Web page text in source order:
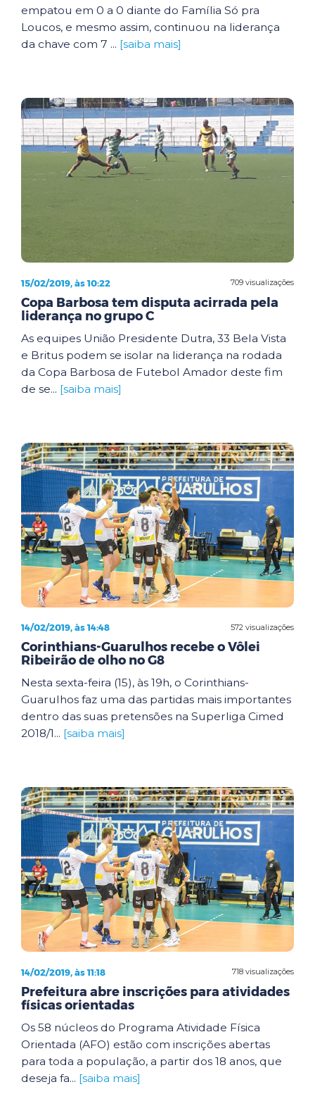
empatou em 0 a 0 diante do Família Só pra
Loucos, e mesmo assim, continuou na liderança
da chave com 7 ... [saiba mais]
709 visualizações
15/02/2019, às 10:22
Copa Barbosa tem disputa acirrada pela
liderança no grupo C
As equipes União Presidente Dutra, 33 Bela Vista
e Britus podem se isolar na liderança na rodada
da Copa Barbosa de Futebol Amador deste fim
de se... [saiba mais]
572 visualizações
14/02/2019, às 14:48
Corinthians-Guarulhos recebe o Vôlei
Ribeirão de olho no G8
Nesta sexta-feira (15), às 19h, o Corinthians-
Guarulhos faz uma das partidas mais importantes
dentro das suas pretensões na Superliga Cimed
2018/1... [saiba mais]
718 visualizações
14/02/2019, às 11:18
Prefeitura abre inscrições para atividades
físicas orientadas
Os 58 núcleos do Programa Atividade Física
Orientada (AFO) estão com inscrições abertas
para toda a população, a partir dos 18 anos, que
deseja fa... [saiba mais]